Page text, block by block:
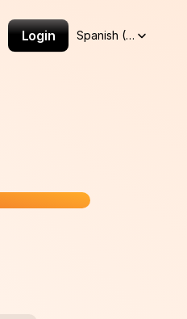
Login
Select Language
Spanish (Spain)